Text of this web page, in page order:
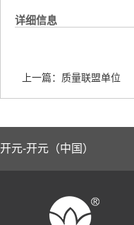
详细信息
上一篇： 质量联盟单位
开元-开元（中国）